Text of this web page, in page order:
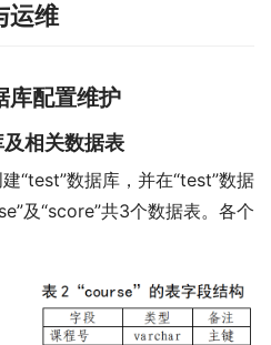
运维
库配置维护
相关数据表
“test”数据库，并在“test”数据
及“score”共3个数据表。各个